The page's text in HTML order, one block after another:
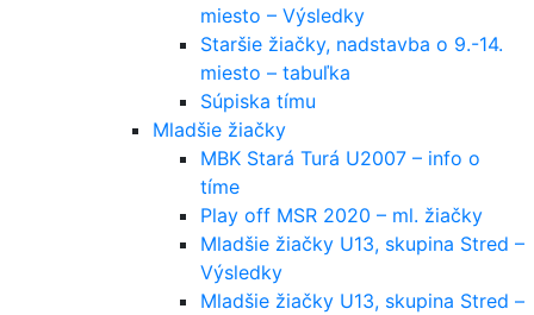
miesto – Výsledky
Staršie žiačky, nadstavba o 9.-14.
miesto – tabuľka
Súpiska tímu
Mladšie žiačky
MBK Stará Turá U2007 – info o
tíme
Play off MSR 2020 – ml. žiačky
Mladšie žiačky U13, skupina Stred –
Výsledky
Mladšie žiačky U13, skupina Stred –